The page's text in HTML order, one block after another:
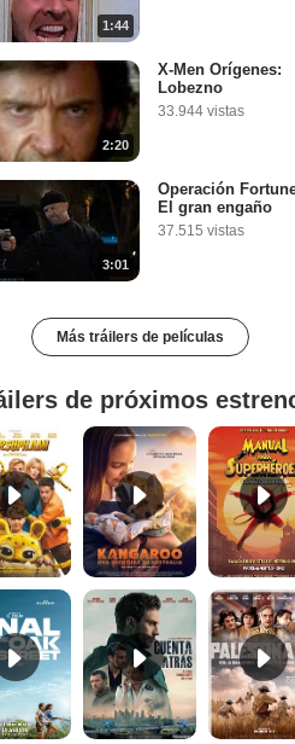
1:44
2:20
X-Men Orígenes:
Lobezno
33.944 vistas
3:01
Operación
El gran engaño
37.515 vistas
Más tráilers de películas
de próximos
Marsupilami Tráiler Kangaroo: Una aventura en Australia Tráiler
El final de Oak Street Tráiler Cuentra atrás Tráiler